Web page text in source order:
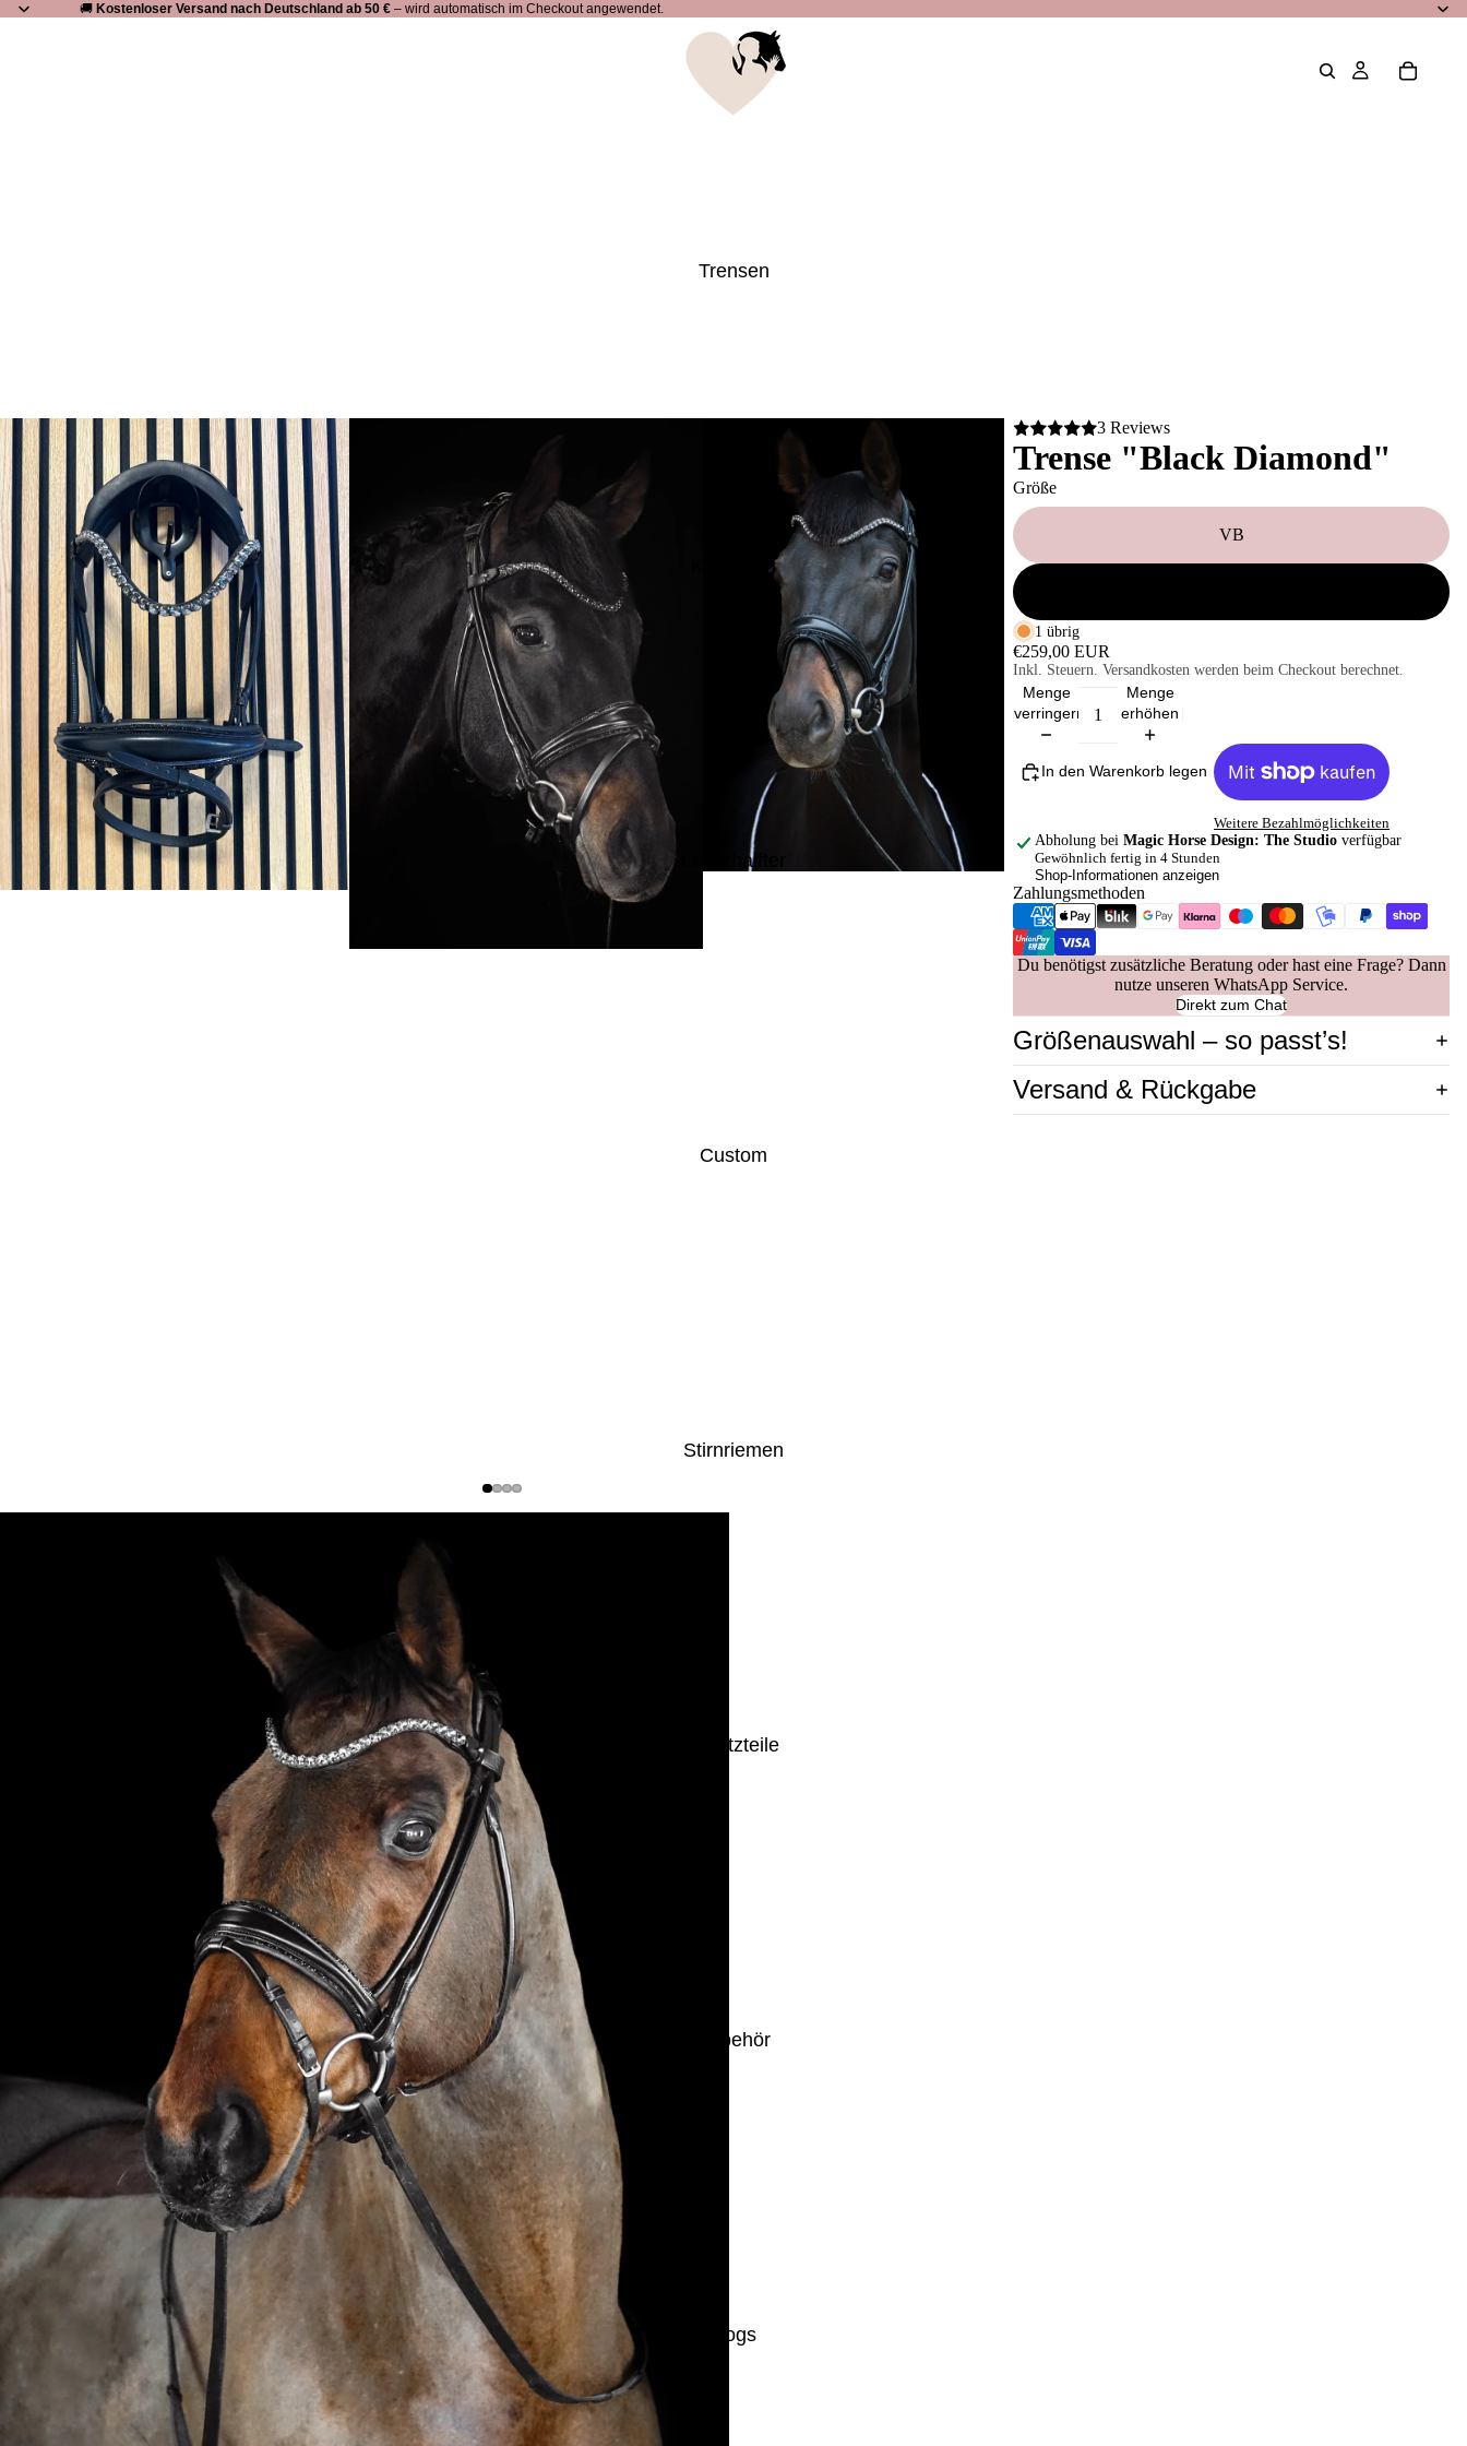
🚚 Kostenloser Versand nach Deutschland ab 50 €– wird automatisch im Checkout angewendet.
Trensen
Kandaren
Lederhalfter
Custom
Stirnriemen
Ersatzteile
Zubehör
Dogs
3 Reviews
Trense "Black Diamond"
Größe
VB
1 übrig
€259,00 EUR
Inkl. Steuern. Versandkosten werden beim Checkout berechnet.
Menge
verringern
Menge
erhöhen
In den Warenkorb legen
Weitere Bezahlmöglichkeiten
Abholung bei Magic Horse Design: The Studio verfügbar
Gewöhnlich fertig in 4 Stunden
Shop-Informationen anzeigen
Zahlungsmethoden
Du benötigst zusätzliche Beratung oder hast eine Frage? Dann
nutze unseren WhatsApp Service.
Direkt zum Chat
Größenauswahl – so passt’s!
Versand & Rückgabe